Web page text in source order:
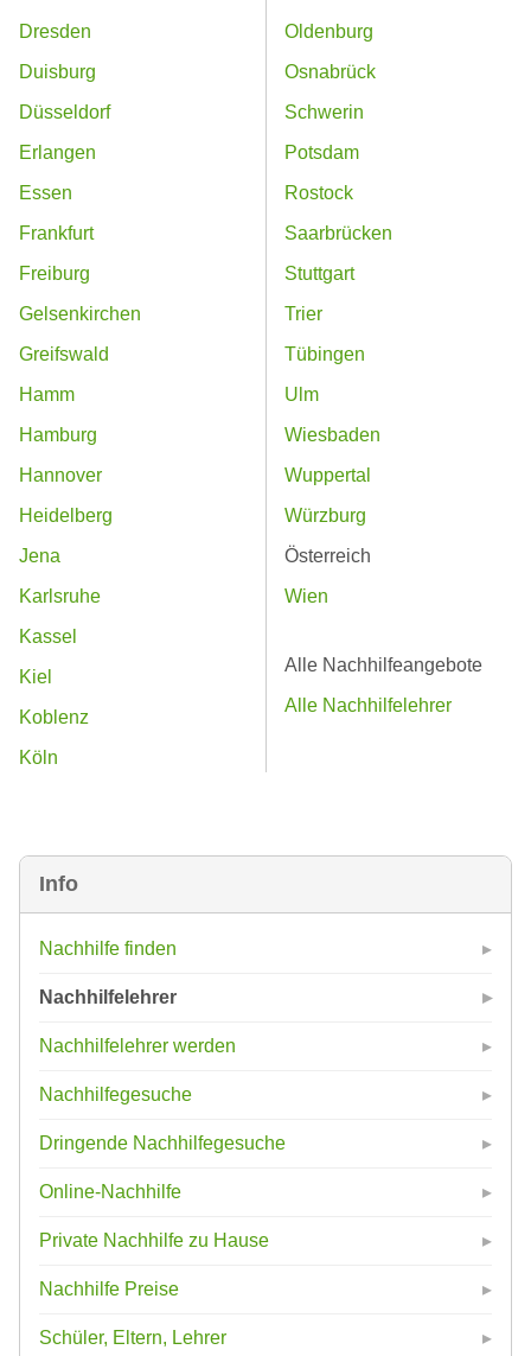
Info
Nachhilfe finden
Nachhilfelehrer
Nachhilfelehrer werden
Nachhilfegesuche
Dringende Nachhilfegesuche
Online-Nachhilfe
Private Nachhilfe zu Hause
Nachhilfe Preise
Schüler, Eltern, Lehrer
Dresden
Duisburg
Düsseldorf
Erlangen
Essen
Frankfurt
Freiburg
Gelsenkirchen
Greifswald
Hamm
Hamburg
Hannover
Heidelberg
Jena
Karlsruhe
Kassel
Kiel
Koblenz
Köln
Oldenburg
Osnabrück
Schwerin
Potsdam
Rostock
Saarbrücken
Stuttgart
Trier
Tübingen
Ulm
Wiesbaden
Wuppertal
Würzburg
Österreich
Wien
Alle Nachhilfeangebote
Alle Nachhilfelehrer